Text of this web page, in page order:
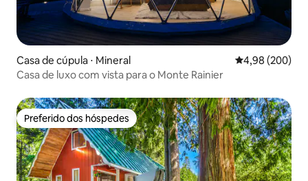
Casa de cúpula ⋅ Mineral 4,98 de uma
4,98 (200)
Casa de luxo com vista para o Monte Rainier
Preferido dos hóspedes
Preferido dos hóspedes